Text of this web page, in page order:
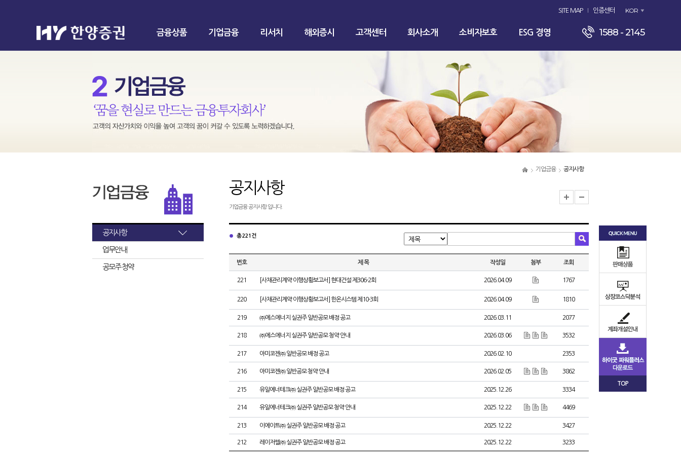
SITE MAP 인증센터 KOR
금융상품 기업금융 리서치 해외증시 고객센터 회사소개 소비자보호 ESG 경영 1588 - 2145
기업금융 공지사항
공지사항
업무안내
공모주 청약
공지사항
기업금융 공지사항 입니다.
총 221건
번호 제 목 작성일 첨부 조회
221 [사채관리계약 이행상황보고서] 현대건설 제306-2회 2026.04.09 1767
220 [사채관리계약 이행상황보고서] 한온시스템 제10-3회 2026.04.09 1810
219 ㈜에스에너지 실권주 일반공모 배정 공고 2026.03.11 2077
218 ㈜에스에너지 실권주 일반공모 청약 안내 2026.03.06 3532
217 아미코젠㈜ 일반공모 배정 공고 2026.02.10 2353
216 아미코젠㈜ 일반공모 청약 안내 2026.02.05 3862
215 유일에너테크㈜ 실권주 일반공모 배정 공고 2025.12.26 3334
214 유일에너테크㈜ 실권주 일반공모 청약 안내 2025.12.22 4469
213 이에이트㈜ 실권주 일반공모 배정 공고 2025.12.22 3427
212 레이저쎌㈜ 실권주 일반공모 배정 공고 2025.12.22 3233
TOP